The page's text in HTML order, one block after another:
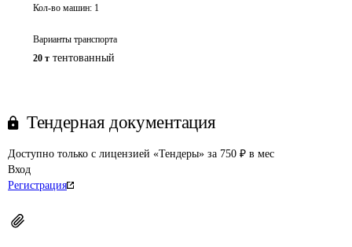
Кол-во машин: 1
Варианты транспорта
20 т тентованный
Тендерная документация
Доступно только с лицензией «Тендеры» за 750 ₽ в мес
Вход
Регистрация